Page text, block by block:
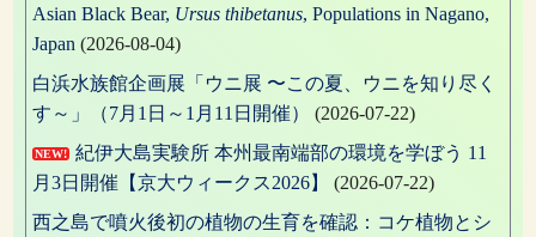
Asian Black Bear, Ursus thibetanus, Populations in Nagano,
Japan (2026-08-04)
白浜水族館企画展「ウニ展 〜この夏、ウニを知り尽く
す～」（7月1日～1月11日開催）
(2026-07-22)
NEW!
紀伊大島実験所 本州最南端部の環境を学ぼう 11
月3日開催【京大ウィークス2026】
(2026-07-22)
西之島で噴火後初の植物の生育を確認：コケ植物とシ